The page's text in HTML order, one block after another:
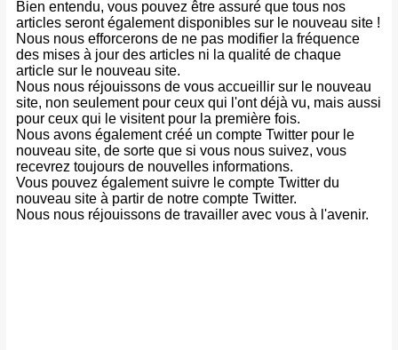
Bien entendu, vous pouvez être assuré que tous nos
articles seront également disponibles sur le nouveau site !
Nous nous efforcerons de ne pas modifier la fréquence
des mises à jour des articles ni la qualité de chaque
article sur le nouveau site.
Nous nous réjouissons de vous accueillir sur le nouveau
site, non seulement pour ceux qui l'ont déjà vu, mais aussi
pour ceux qui le visitent pour la première fois.
Nous avons également créé un compte Twitter pour le
nouveau site, de sorte que si vous nous suivez, vous
recevrez toujours de nouvelles informations.
Vous pouvez également suivre le compte Twitter du
nouveau site à partir de notre compte Twitter.
Nous nous réjouissons de travailler avec vous à l'avenir.